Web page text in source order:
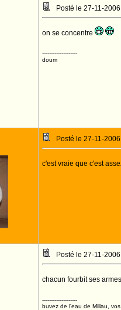
Posté le 27-11-
on se concentre
--------------------
doum
Posté le 27-11-
c'est vraie que c'est
Posté le 27-11-
chacun fourbit ses
--------------------
buvez de l'eau de Millau,